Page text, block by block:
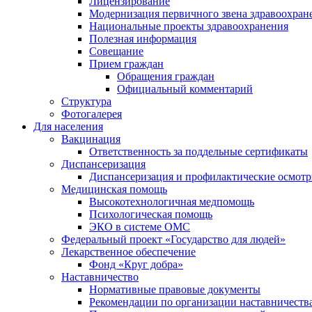
Модернизация первичного звена
Национальные проекты здравоохранения
Полезная информация
Совещание
Прием граждан
Обращения граждан
Официальный комментарий
Структура
Фотогалерея
Для населения
Вакцинация
Ответственность за поддельные сертификаты
Диспансеризация
Диспансеризация и профилактические
Медицинская помощь
Высокотехнологичная медпомощь
Психологическая помощь
ЭКО в системе ОМС
Федеральный проект «Государство для людей»
Лекарственное обеспечение
Фонд «Круг добра»
Наставничество
Нормативные правовые документы
Рекомендации по организации